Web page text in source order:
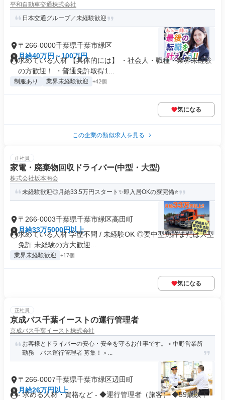
平和自動車交通株式会社
日本交通グループ／未経験歓迎
〒266-0000千葉県千葉市緑区
月給40万円～100万円
求めている人材 【具体的には】 ・社会人・職種・業界未経験
の方歓迎！ ・普通免許取得1...
制服あり 業界未経験歓迎 +42個
気になる
この企業の類似求人を見る
正社員
家電・廃棄物回収ドライバー(中型・大型)
株式会社坂本商会
未経験歓迎◎月給33.5万円スタート✨即入居OKの寮完備⭐
〒266-0003千葉県千葉市緑区高田町
月給33万5000円以上
求めている人材 学歴不問 / 未経験OK ◎要中型免許または大型
免許 未経験の方大歓迎...
業界未経験歓迎 +17個
気になる
正社員
京成バス千葉イーストの運行管理者
京成バス千葉イースト株式会社
お客様とドライバーの安心・安全を守るお仕事です。＜中野営業所
勤務 バス運行管理者 募集！＞...
〒266-0007千葉県千葉市緑区辺田町
月給26万円以上
- 求める人材・資格など - ◆運行管理者（旅客） ◆59歳以下